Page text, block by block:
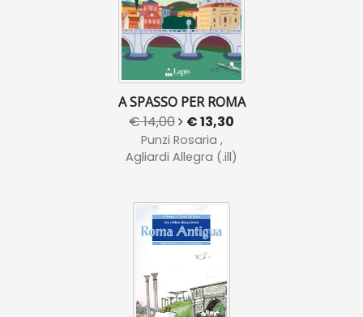
A SPASSO PER ROMA
€ 14,00 € 13,30
Punzi Rosaria ,
Agliardi Allegra (.ill)